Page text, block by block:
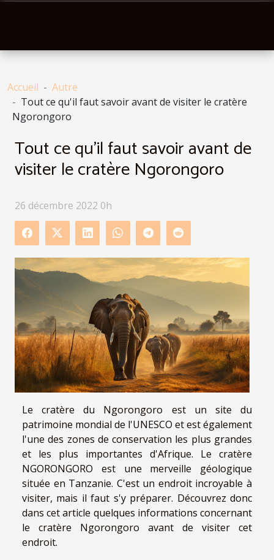
Accueil
Autre
Tout ce qu'il faut savoir avant de visiter le cratère
Ngorongoro
Tout ce qu'il faut savoir avant de
visiter le cratère Ngorongoro
26 décembre 2022 0h
Le cratère du Ngorongoro est un site du
patrimoine mondial de l'UNESCO et est également
l'une des zones de conservation les plus grandes
et les plus importantes d'Afrique. Le cratère
NGORONGORO est une merveille géologique
située en Tanzanie. C'est un endroit incroyable à
visiter, mais il faut s'y préparer. Découvrez donc
dans cet article quelques informations concernant
le cratère Ngorongoro avant de visiter cet
endroit.